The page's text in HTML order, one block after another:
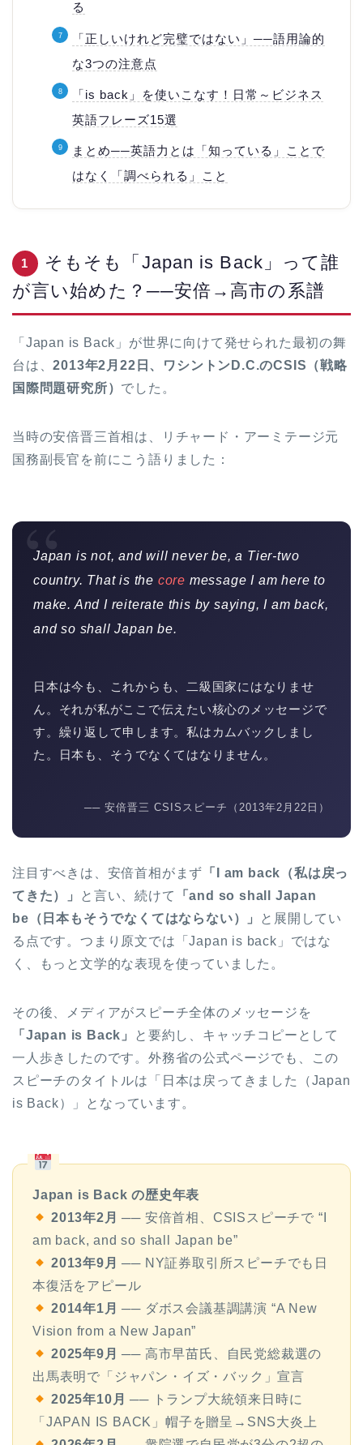
る
「正しいけれど完璧ではない」──語用論的
な3つの注意点
「is back」を使いこなす！日常～ビジネス
英語フレーズ15選
まとめ──英語力とは「知っている」ことで
はなく「調べられる」こと
1
そもそも「Japan is Back」って誰
が言い始めた？──安倍→高市の系譜
「Japan is Back」が世界に向けて発せられた最初の舞
台は、2013年2月22日、ワシントンD.C.のCSIS（戦略
国際問題研究所） でした。
当時の安倍晋三首相は、リチャード・アーミテージ元
国務副長官を前にこう語りました：
“
Japan is not, and will never be, a Tier-two
country. That is the core message I am here to
make. And I reiterate this by saying, I am back,
and so shall Japan be.
日本は今も、これからも、二級国家にはなりませ
ん。それが私がここで伝えたい核心のメッセージで
す。繰り返して申します。私はカムバックしまし
た。日本も、そうでなくてはなりません。
── 安倍晋三 CSISスピーチ（2013年2月22日）
注目すべきは、安倍首相がまず 「I am back（私は戻っ
てきた）」
と言い、続けて
「and so shall Japan
be（日本もそうでなくてはならない）」
と展開してい
る点です。つまり原文では「Japan is back」ではな
く、もっと文学的な表現を使っていました。
その後、メディアがスピーチ全体のメッセージを
「Japan is Back」
と要約し、キャッチコピーとして
一人歩きしたのです。外務省の公式ページでも、この
スピーチのタイトルは「日本は戻ってきました（Japan
is Back）」となっています。
Japan is Back の歴史年表
2013年2月 ── 安倍首相、CSISスピーチで “I
am back, and so shall Japan be”
2013年9月 ── NY証券取引所スピーチでも日
本復活をアピール
2014年1月 ── ダボス会議基調講演 “A New
Vision from a New Japan”
2025年9月 ── 高市早苗氏、自民党総裁選の
出馬表明で「ジャパン・イズ・バック」宣言
2025年10月 ── トランプ大統領来日時に
「JAPAN IS BACK」帽子を贈呈→SNS大炎上